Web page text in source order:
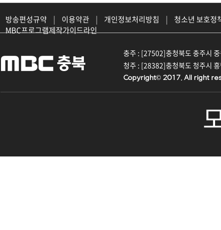
방송편성규약 | 이용약관 | 개인정보처리방침 |
청소년 보호정
MBC프로그램제작가이드라인
충주 : [27502]충청북도 충주시
청주 : [28382]충청북도 청주시
Copyright© 2017. All right